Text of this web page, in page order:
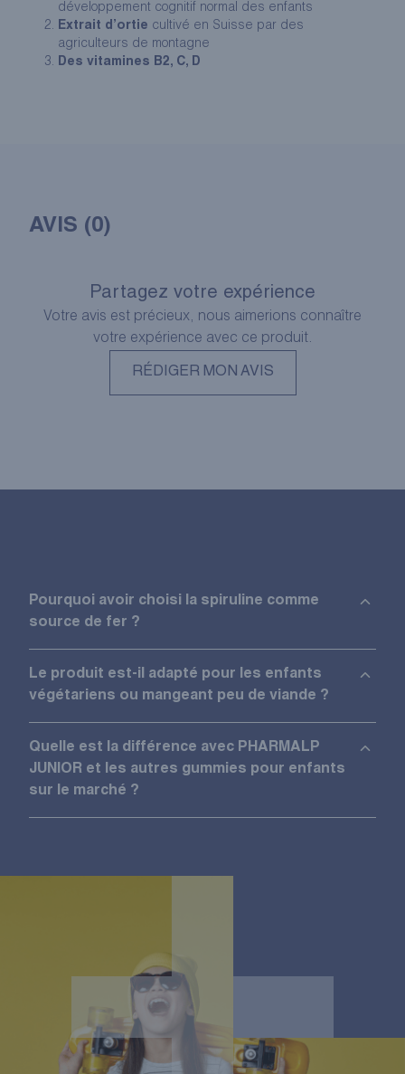
développement cognitif normal des enfants
Extrait d’ortie cultivé en Suisse par des
agriculteurs de montagne
Des vitamines B2, C, D
AVIS (0)
Partagez votre expérience
Votre avis est précieux, nous aimerions connaître
votre expérience avec ce produit.
RÉDIGER MON AVIS
Pourquoi avoir choisi la spiruline comme
source de fer ?
Le produit est-il adapté pour les enfants
végétariens ou mangeant peu de viande ?
Quelle est la différence avec PHARMALP
JUNIOR et les autres gummies pour enfants
sur le marché ?